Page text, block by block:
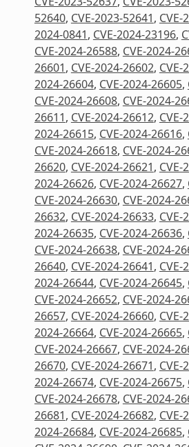
52640, CVE-2023-52641, CVE-
2024-0841, CVE-2024-23196,
CVE-2024-26588, CVE-2024-
26601, CVE-2024-26602, CVE-
2024-26604, CVE-2024-26605,
CVE-2024-26608, CVE-2024-
26611, CVE-2024-26612, CVE-
2024-26615, CVE-2024-26616,
CVE-2024-26618, CVE-2024-
26620, CVE-2024-26621, CVE-
2024-26626, CVE-2024-26627,
CVE-2024-26630, CVE-2024-
26632, CVE-2024-26633, CVE-
2024-26635, CVE-2024-26636,
CVE-2024-26638, CVE-2024-
26640, CVE-2024-26641, CVE-
2024-26644, CVE-2024-26645,
CVE-2024-26652, CVE-2024-
26657, CVE-2024-26660, CVE-
2024-26664, CVE-2024-26665,
CVE-2024-26667, CVE-2024-
26670, CVE-2024-26671, CVE-
2024-26674, CVE-2024-26675,
CVE-2024-26678, CVE-2024-
26681, CVE-2024-26682, CVE-
2024-26684, CVE-2024-26685,